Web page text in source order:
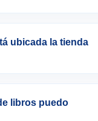
ubicada la tienda
libros puedo